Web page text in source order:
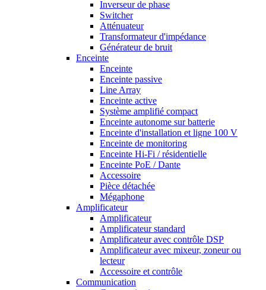
Inverseur de phase
Switcher
Atténuateur
Transformateur d'impédance
Générateur de bruit
Enceinte
Enceinte
Enceinte passive
Line Array
Enceinte active
Système amplifié compact
Enceinte autonome sur batterie
Enceinte d'installation et ligne 100 V
Enceinte de monitoring
Enceinte Hi-Fi / résidentielle
Enceinte PoE / Dante
Accessoire
Pièce détachée
Mégaphone
Amplificateur
Amplificateur
Amplificateur standard
Amplificateur avec contrôle DSP
Amplificateur avec mixeur, zoneur ou
lecteur
Accessoire et contrôle
Communication